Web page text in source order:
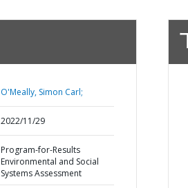
O'Meally, Simon Carl;
2022/11/29
Program-for-Results
Environmental and Social
Systems Assessment